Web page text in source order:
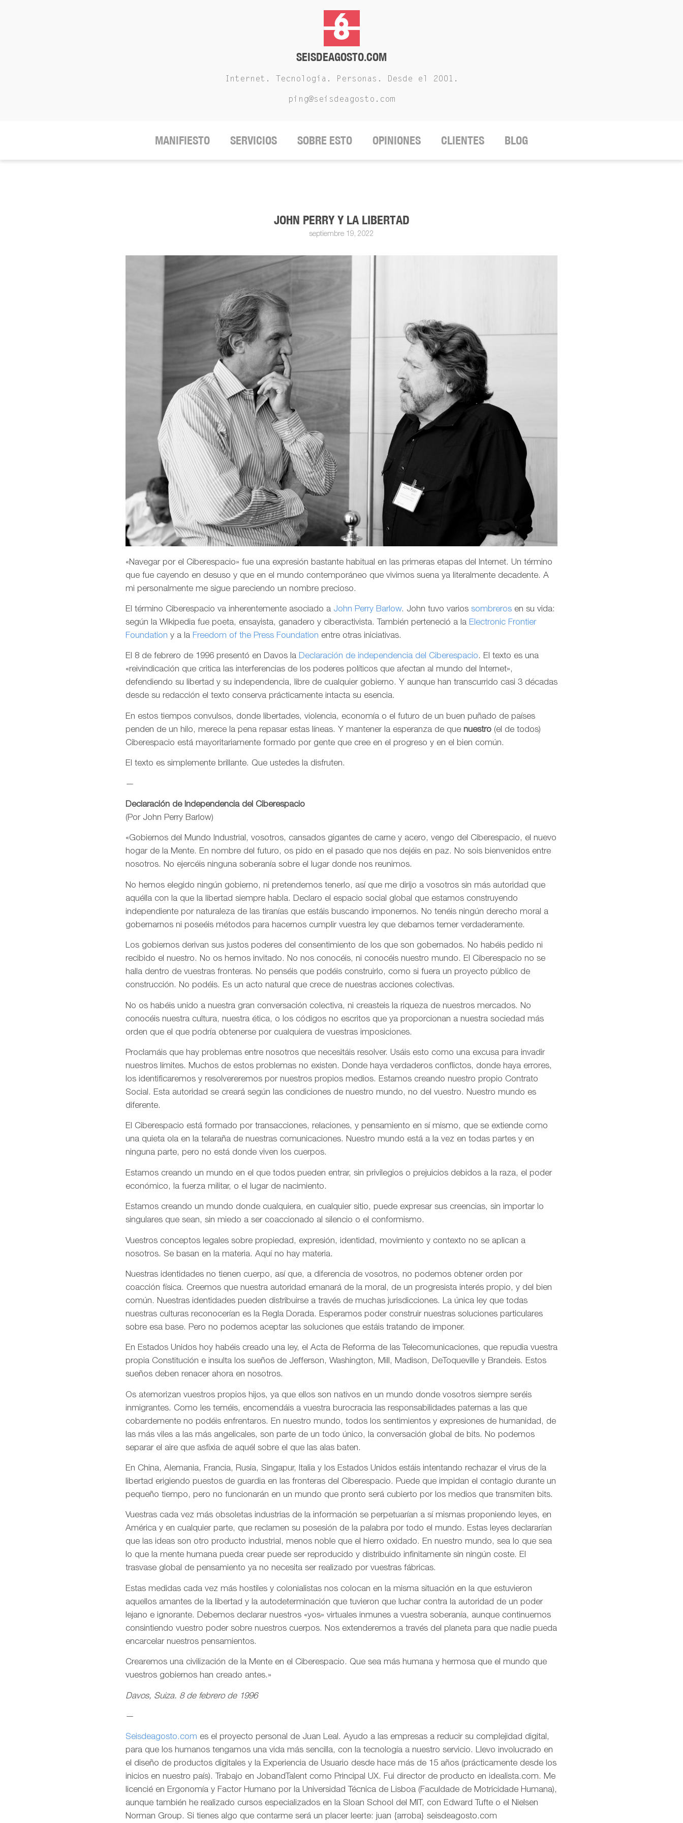
SEISDEAGOSTO.COM
Internet. Tecnología. Personas. Desde el 2001.
ping@seisdeagosto.com
MANIFIESTO SERVICIOS SOBRE ESTO OPINIONES CLIENTES BLOG
JOHN PERRY Y LA LIBERTAD
septiembre 19, 2022
«Navegar por el Ciberespacio» fue una expresión bastante habitual en las primeras etapas del Internet. Un término
que fue cayendo en desuso y que en el mundo contemporáneo que vivimos suena ya literalmente decadente. A
mi personalmente me sigue pareciendo un nombre precioso.
El término Ciberespacio va inherentemente asociado a John Perry Barlow. John tuvo varios sombreros en su vida:
según la Wikipedia fue poeta, ensayista, ganadero y ciberactivista. También perteneció a la Electronic Frontier
Foundation y a la Freedom of the Press Foundation entre otras iniciativas.
El 8 de febrero de 1996 presentó en Davos la Declaración de independencia del Ciberespacio. El texto es una
«reivindicación que critica las interferencias de los poderes políticos que afectan al mundo del Internet»,
defendiendo su libertad y su independencia, libre de cualquier gobierno. Y aunque han transcurrido casi 3 décadas
desde su redacción el texto conserva prácticamente intacta su esencia.
En estos tiempos convulsos, donde libertades, violencia, economía o el futuro de un buen puñado de países
penden de un hilo, merece la pena repasar estas líneas. Y mantener la esperanza de que nuestro (el de todos)
Ciberespacio está mayoritariamente formado por gente que cree en el progreso y en el bien común.
El texto es simplemente brillante. Que ustedes la disfruten.
—
Declaración de Independencia del Ciberespacio
(Por John Perry Barlow)
«Gobiernos del Mundo Industrial, vosotros, cansados gigantes de carne y acero, vengo del Ciberespacio, el nuevo
hogar de la Mente. En nombre del futuro, os pido en el pasado que nos dejéis en paz. No sois bienvenidos entre
nosotros. No ejercéis ninguna soberanía sobre el lugar donde nos reunimos.
No hemos elegido ningún gobierno, ni pretendemos tenerlo, así que me dirijo a vosotros sin más autoridad que
aquélla con la que la libertad siempre habla. Declaro el espacio social global que estamos construyendo
independiente por naturaleza de las tiranías que estáis buscando imponernos. No tenéis ningún derecho moral a
gobernarnos ni poseéis métodos para hacernos cumplir vuestra ley que debamos temer verdaderamente.
Los gobiernos derivan sus justos poderes del consentimiento de los que son gobernados. No habéis pedido ni
recibido el nuestro. No os hemos invitado. No nos conocéis, ni conocéis nuestro mundo. El Ciberespacio no se
halla dentro de vuestras fronteras. No penséis que podéis construirlo, como si fuera un proyecto público de
construcción. No podéis. Es un acto natural que crece de nuestras acciones colectivas.
No os habéis unido a nuestra gran conversación colectiva, ni creasteis la riqueza de nuestros mercados. No
conocéis nuestra cultura, nuestra ética, o los códigos no escritos que ya proporcionan a nuestra sociedad más
orden que el que podría obtenerse por cualquiera de vuestras imposiciones.
Proclamáis que hay problemas entre nosotros que necesitáis resolver. Usáis esto como una excusa para invadir
nuestros límites. Muchos de estos problemas no existen. Donde haya verdaderos conflictos, donde haya errores,
los identificaremos y resolvereremos por nuestros propios medios. Estamos creando nuestro propio Contrato
Social. Esta autoridad se creará según las condiciones de nuestro mundo, no del vuestro. Nuestro mundo es
diferente.
El Ciberespacio está formado por transacciones, relaciones, y pensamiento en sí mismo, que se extiende como
una quieta ola en la telaraña de nuestras comunicaciones. Nuestro mundo está a la vez en todas partes y en
ninguna parte, pero no está donde viven los cuerpos.
Estamos creando un mundo en el que todos pueden entrar, sin privilegios o prejuicios debidos a la raza, el poder
económico, la fuerza militar, o el lugar de nacimiento.
Estamos creando un mundo donde cualquiera, en cualquier sitio, puede expresar sus creencias, sin importar lo
singulares que sean, sin miedo a ser coaccionado al silencio o el conformismo.
Vuestros conceptos legales sobre propiedad, expresión, identidad, movimiento y contexto no se aplican a
nosotros. Se basan en la materia. Aquí no hay materia.
Nuestras identidades no tienen cuerpo, así que, a diferencia de vosotros, no podemos obtener orden por
coacción física. Creemos que nuestra autoridad emanará de la moral, de un progresista interés propio, y del bien
común. Nuestras identidades pueden distribuirse a través de muchas jurisdicciones. La única ley que todas
nuestras culturas reconocerían es la Regla Dorada. Esperamos poder construir nuestras soluciones particulares
sobre esa base. Pero no podemos aceptar las soluciones que estáis tratando de imponer.
En Estados Unidos hoy habéis creado una ley, el Acta de Reforma de las Telecomunicaciones, que repudia vuestra
propia Constitución e insulta los sueños de Jefferson, Washington, Mill, Madison, DeToqueville y Brandeis. Estos
sueños deben renacer ahora en nosotros.
Os atemorizan vuestros propios hijos, ya que ellos son nativos en un mundo donde vosotros siempre seréis
inmigrantes. Como les teméis, encomendáis a vuestra burocracia las responsabilidades paternas a las que
cobardemente no podéis enfrentaros. En nuestro mundo, todos los sentimientos y expresiones de humanidad, de
las más viles a las más angelicales, son parte de un todo único, la conversación global de bits. No podemos
separar el aire que asfixia de aquél sobre el que las alas baten.
En China, Alemania, Francia, Rusia, Singapur, Italia y los Estados Unidos estáis intentando rechazar el virus de la
libertad erigiendo puestos de guardia en las fronteras del Ciberespacio. Puede que impidan el contagio durante un
pequeño tiempo, pero no funcionarán en un mundo que pronto será cubierto por los medios que transmiten bits.
Vuestras cada vez más obsoletas industrias de la información se perpetuarían a sí mismas proponiendo leyes, en
América y en cualquier parte, que reclamen su posesión de la palabra por todo el mundo. Estas leyes declararían
que las ideas son otro producto industrial, menos noble que el hierro oxidado. En nuestro mundo, sea lo que sea
lo que la mente humana pueda crear puede ser reproducido y distribuido infinitamente sin ningún coste. El
trasvase global de pensamiento ya no necesita ser realizado por vuestras fábricas.
Estas medidas cada vez más hostiles y colonialistas nos colocan en la misma situación en la que estuvieron
aquellos amantes de la libertad y la autodeterminación que tuvieron que luchar contra la autoridad de un poder
lejano e ignorante. Debemos declarar nuestros «yos» virtuales inmunes a vuestra soberanía, aunque continuemos
consintiendo vuestro poder sobre nuestros cuerpos. Nos extenderemos a través del planeta para que nadie pueda
encarcelar nuestros pensamientos.
Crearemos una civilización de la Mente en el Ciberespacio. Que sea más humana y hermosa que el mundo que
vuestros gobiernos han creado antes.»
Davos, Suiza. 8 de febrero de 1996
—
Seisdeagosto.com es el proyecto personal de Juan Leal. Ayudo a las empresas a reducir su complejidad digital,
para que los humanos tengamos una vida más sencilla, con la tecnología a nuestro servicio. Llevo involucrado en
el diseño de productos digitales y la Experiencia de Usuario desde hace más de 15 años (prácticamente desde los
inicios en nuestro país). Trabajo en JobandTalent como Principal UX. Fui director de producto en idealista.com. Me
licencié en Ergonomía y Factor Humano por la Universidad Técnica de Lisboa (Faculdade de Motricidade Humana),
aunque también he realizado cursos especializados en la Sloan School del MIT, con Edward Tufte o el Nielsen
Norman Group. Si tienes algo que contarme será un placer leerte: juan {arroba} seisdeagosto.com